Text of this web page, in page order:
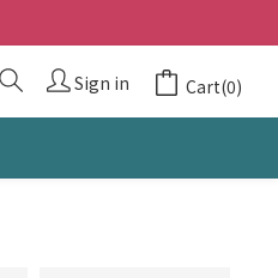
Sign in Cart(0)